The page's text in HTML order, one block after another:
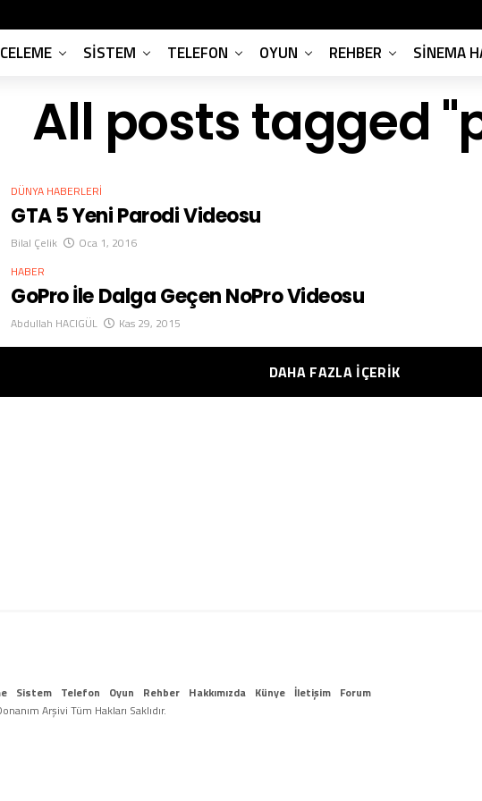
SISTEM TELEFON OYUN REHBER SINEMA
All posts tagged
DÜNYA HABERLERI
GTA 5 Yeni Parodi Videosu
Bilal Çelik
Oca 1, 2016
HABER
GoPro İle Dalga Geçen NoPro Videosu
Abdullah HACIGÜL Kas 29, 2015
DAHA FAZLA IÇERIK
Sistem Telefon Oyun Rehber Hakkımızda Künye İletişim Forum
Arşivi Tüm Hakları Saklıdır.